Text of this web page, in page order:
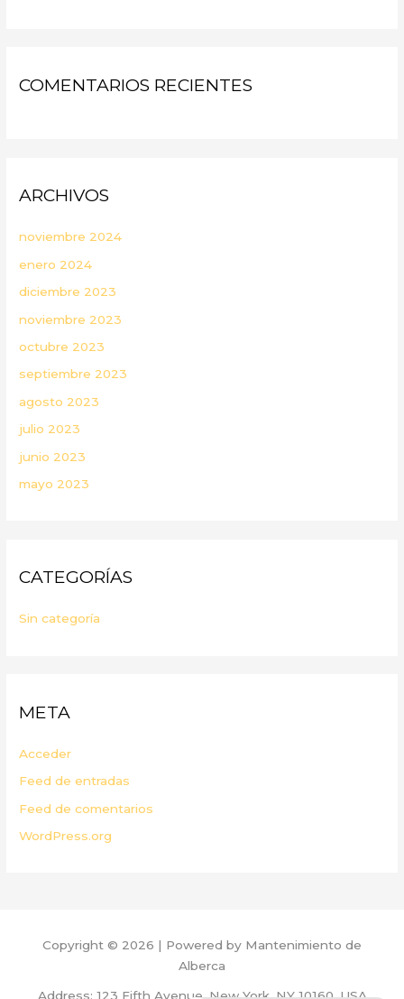
COMENTARIOS RECIENTES
ARCHIVOS
noviembre 2024
enero 2024
diciembre 2023
noviembre 2023
octubre 2023
septiembre 2023
agosto 2023
julio 2023
junio 2023
mayo 2023
CATEGORÍAS
Sin categoría
META
Acceder
Feed de entradas
Feed de comentarios
WordPress.org
Copyright © 2026 | Powered by Mantenimiento de
Alberca
Address: 123 Fifth Avenue, New York, NY 10160, USA